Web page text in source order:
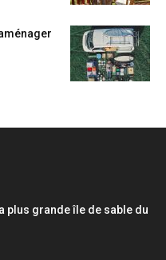
plus grande île de sable du